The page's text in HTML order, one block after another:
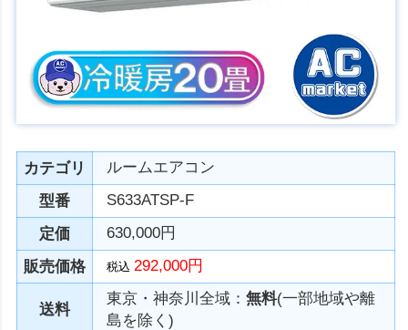
カテゴリ
ルームエアコン
型番
S633ATSP-F
定価
630,000円
販売価格
税込292,000円
送料
東京・神奈川全域：無料(一部地域や離
島を除く)